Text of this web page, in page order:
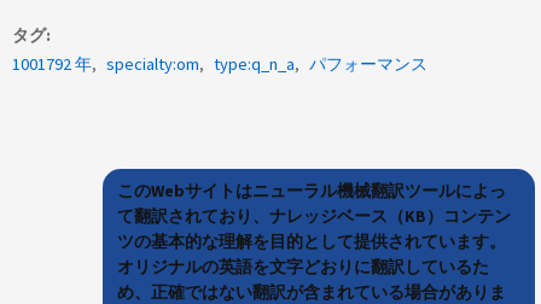
タグ
1001792 年
specialty:om type:q_n_a パフォーマンス
このWebサイトはニューラル機械翻訳ツールによっ
て翻訳されており、ナレッジベース（KB）コンテン
ツの基本的な理解を目的として提供されています。
オリジナルの英語を文字どおりに翻訳しているた
め、正確ではない翻訳が含まれている場合がありま